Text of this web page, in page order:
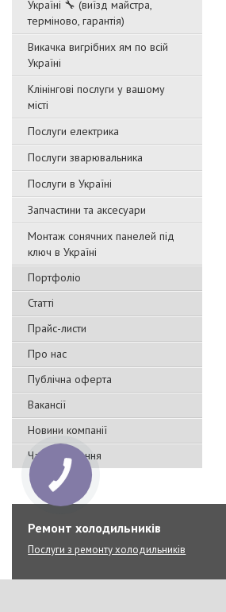
Україні 🔧 (виїзд майстра,
терміново, гарантія)
Викачка вигрібних ям по всій
Україні
Клінінгові послуги у вашому
місті
Послуги електрика
Послуги зварювальника
Послуги в Україні
Запчастини та аксесуари
Монтаж сонячних панелей під
ключ в Україні
Портфоліо
Статті
Прайс-листи
Про нас
Публічна оферта
Вакансії
Новини компанії
Часті запитання
Ремонт холодильників
Послуги з ремонту холодильників